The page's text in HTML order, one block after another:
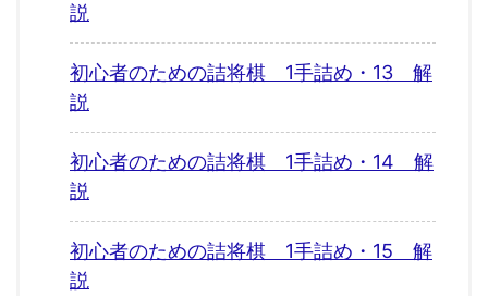
説
初心者のための詰将棋 1手詰め・13 解
説
初心者のための詰将棋 1手詰め・14 解
説
初心者のための詰将棋 1手詰め・15 解
説